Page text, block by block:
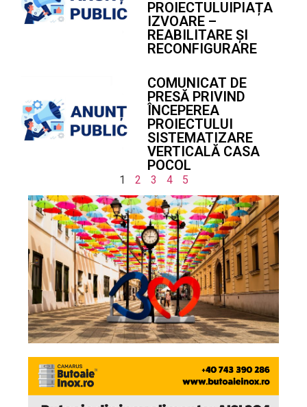
PROIECTULUIPIAȚA
IZVOARE –
REABILITARE ȘI
RECONFIGURARE
COMUNICAT DE
PRESĂ PRIVIND
ÎNCEPEREA
PROIECTULUI
SISTEMATIZARE
VERTICALĂ CASA
POCOL
1 2 3 4 5